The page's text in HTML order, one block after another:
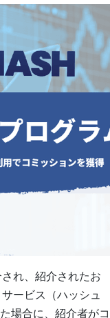
れ、紹介されたお
ービス（ハッシュ
場合に、紹介者がコ